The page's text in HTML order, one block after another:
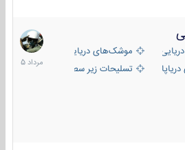
موشک‌های دریایی
تسلیحات زیر سطحی
2
مرداد
1405